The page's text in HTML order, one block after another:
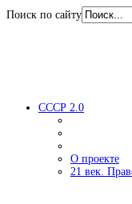
Поиск по сайту
СССР 2.0
О проекте
21 век.